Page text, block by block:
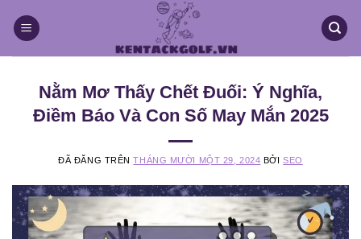
đến
Nằm Mơ Thấy Chết Đuối: Ý Nghĩa,
Điềm Báo Và Con Số May Mắn 2025
ĐÃ ĐĂNG TRÊNTHÁNG MƯỜI MỘT 29, 2024 BỞISEO